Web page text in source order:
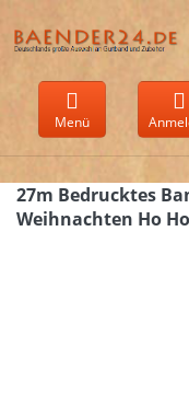
Menü
27m Bedrucktes
Weihnachten Ho